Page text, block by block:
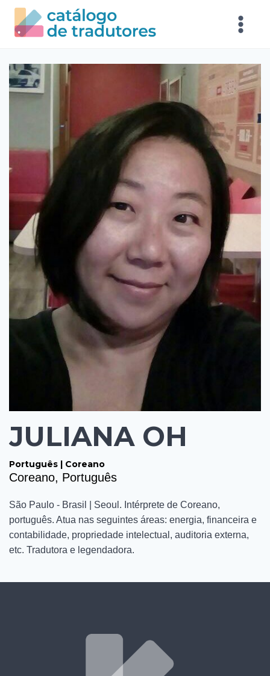
JULIANA OH
Português | Coreano
Coreano, Português
São Paulo - Brasil | Seoul. Intérprete de Coreano,
português. Atua nas seguintes áreas: energia, financeira e
contabilidade, propriedade intelectual, auditoria externa,
etc. Tradutora e legendadora.